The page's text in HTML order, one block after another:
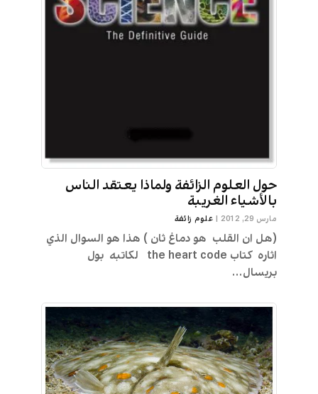
حول العلوم الزائفة ولماذا يعتقد الناس
بالأشياء الغريبة
مارس 29, 2012 | علوم زائفة
(هل ان القلب هو دماغ ثان ) هذا هو السوال الذي
اثاره كتاب the heart code لكاتبه بول
بريسال...